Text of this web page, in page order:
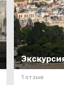
1 отзыв